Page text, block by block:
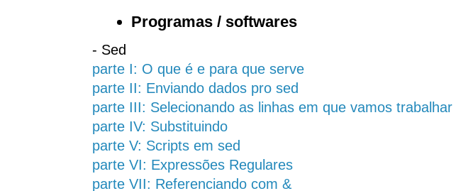
Programas / softwares
- Sed
parte I: O que é e para que serve
parte II: Enviando dados pro sed
parte III: Selecionando as linhas em que vamos trabalhar
parte IV: Substituindo
parte V: Scripts em sed
parte VI: Expressões Regulares
parte VII: Referenciando com &